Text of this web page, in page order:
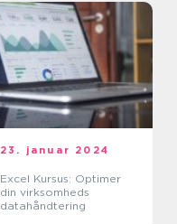
23. januar 2024
Excel Kursus: Optimer
din virksomheds
datahåndtering